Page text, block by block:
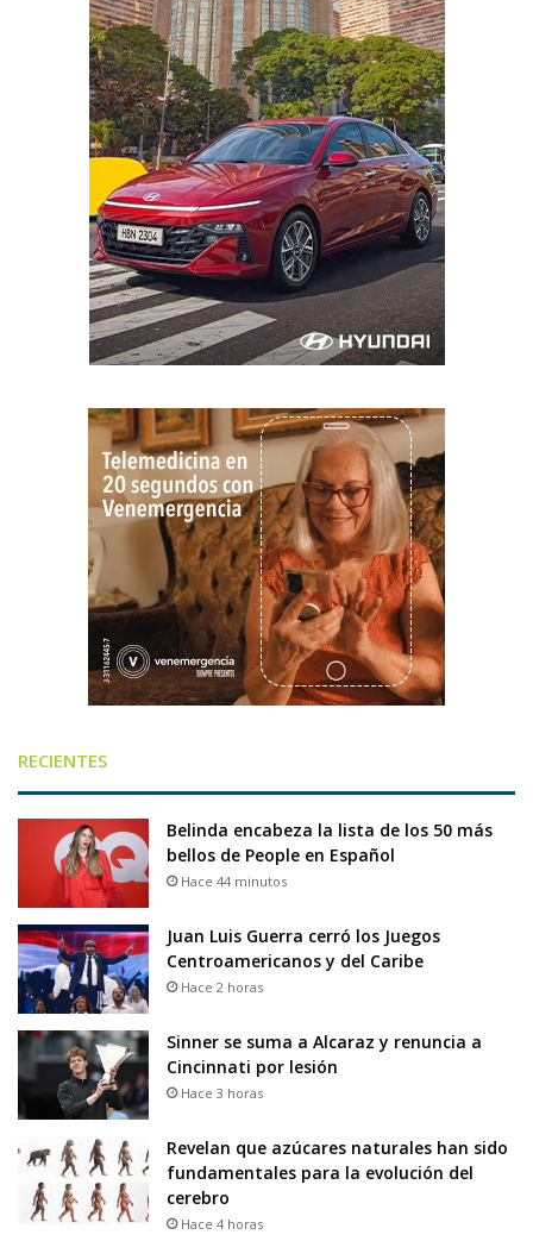
RECIENTES
Belinda encabeza la lista de los 50 más
bellos de People en Español
Hace 44 minutos
Juan Luis Guerra cerró los Juegos
Centroamericanos y del Caribe
Hace 2 horas
Sinner se suma a Alcaraz y renuncia a
Cincinnati por lesión
Hace 3 horas
Revelan que azúcares naturales han sido
fundamentales para la evolución del
cerebro
Hace 4 horas